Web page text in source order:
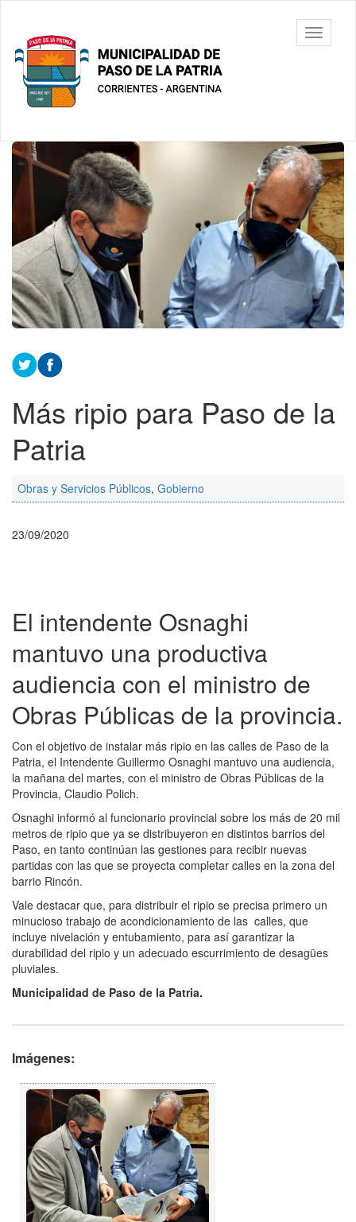
contenido
principal
Municipalidad
de Paso De
La Patria
barra
Contenido
principal
Más ripio para Paso de la
Patria
Obras y Servicios Públicos, Gobierno
23/09/2020
El intendente Osnaghi
mantuvo una productiva
audiencia con el ministro de
Obras Públicas de la provincia.
Con el objetivo de instalar más ripio en las calles de Paso de la
Patria, el Intendente Guillermo Osnaghi mantuvo una audiencia,
la mañana del martes, con el ministro de Obras Públicas de la
Provincia, Claudio Polich.
Osnaghi informó al funcionario provincial sobre los más de 20 mil
metros de ripio que ya se distribuyeron en distintos barrios del
Paso, en tanto continúan las gestiones para recibir nuevas
partidas con las que se proyecta completar calles en la zona del
barrio Rincón.
Vale destacar que, para distribuir el ripio se precisa primero un
minucioso trabajo de acondicionamiento de las calles, que
incluye nivelación y entubamiento, para así garantizar la
durabilidad del ripio y un adecuado escurrimiento de desagües
pluviales.
Municipalidad de Paso de la Patria.
Imágenes: